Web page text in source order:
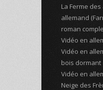
La Ferme
allemand
roman
Vidéo en
Vidéo en
bois dormant
Vidéo en
Neige des